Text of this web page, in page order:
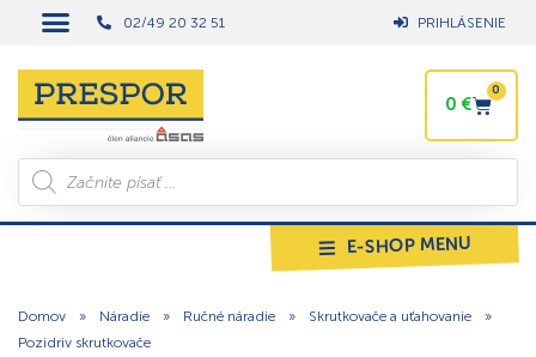
02/49 20 32 51 PRIHLÁSENIE
0 €
0
E-SHOP MENU
Domov » Náradie » Ručné náradie » Skrutkovače a uťahovanie
»
Pozidriv skrutkovače